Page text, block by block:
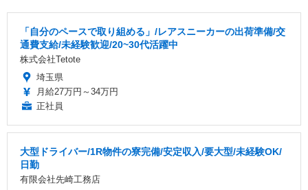
「自分のペースで取り組める」/レアスニーカーの出荷準備/交
通費支給/未経験歓迎/20~30代活躍中
株式会社Tetote
埼玉県
月給27万円～34万円
正社員
大型ドライバー/1R物件の寮完備/安定収入/要大型/未経験OK/
日勤
有限会社先崎工務店